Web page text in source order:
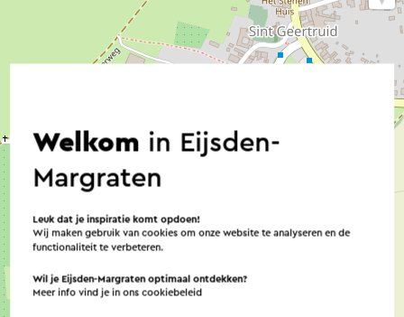
Welkom in Eijsden-
Margraten
Leuk dat je inspiratie komt opdoen!
Wij maken gebruik van cookies om onze website te analyseren en de
functionaliteit te verbeteren.
Wil je Eijsden-Margraten optimaal ontdekken?
Meer info vind je in onscookiebeleid